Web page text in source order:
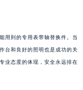
用到的专用表带轴替换件。当
台和良好的照明也是成功的关
业态度的体现，安全永远排在